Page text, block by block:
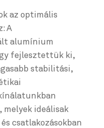
az optimális
A
alumínium
fejlesztettük ki,
stabilitási,
melyek ideálisak
csatlakozásokban